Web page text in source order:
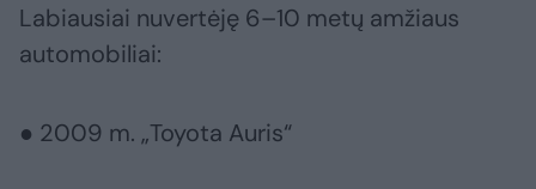
Labiausiai nuvertėję 6–10 metų amžiaus
automobiliai:
● 2009 m. „Toyota Auris“